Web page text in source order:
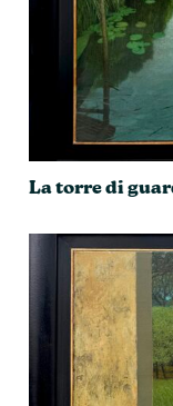
La torre di